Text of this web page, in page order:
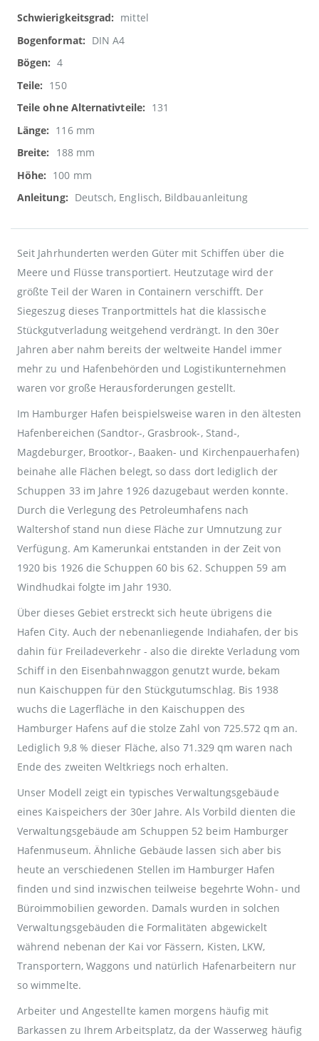
mittel
DIN A4
4
150
131
116 mm
188 mm
100 mm
Deutsch, Englisch, Bildbauanleitung
Seit Jahrhunderten werden Güter mit Schiffen über die
Meere und Flüsse transportiert. Heutzutage wird der
größte Teil der Waren in Containern verschifft. Der
Siegeszug dieses Tranportmittels hat die klassische
Stückgutverladung weitgehend verdrängt. In den 30er
Jahren aber nahm bereits der weltweite Handel immer
mehr zu und Hafenbehörden und Logistikunternehmen
waren vor große Herausforderungen gestellt.
Im Hamburger Hafen beispielsweise waren in den ältesten
Hafenbereichen (Sandtor-, Grasbrook-, Stand-,
Magdeburger, Brootkor-, Baaken- und Kirchenpauerhafen)
beinahe alle Flächen belegt, so dass dort lediglich der
Schuppen 33 im Jahre 1926 dazugebaut werden konnte.
Durch die Verlegung des Petroleumhafens nach
Waltershof stand nun diese Fläche zur Umnutzung zur
Verfügung. Am Kamerunkai entstanden in der Zeit von
1920 bis 1926 die Schuppen 60 bis 62. Schuppen 59 am
Windhudkai folgte im Jahr 1930.
Über dieses Gebiet erstreckt sich heute übrigens die
Hafen City. Auch der nebenanliegende Indiahafen, der bis
dahin für Freiladeverkehr - also die direkte Verladung vom
Schiff in den Eisenbahnwaggon genutzt wurde, bekam
nun Kaischuppen für den Stückgutumschlag. Bis 1938
wuchs die Lagerfläche in den Kaischuppen des
Hamburger Hafens auf die stolze Zahl von 725.572 qm an.
Lediglich 9,8 % dieser Fläche, also 71.329 qm waren nach
Ende des zweiten Weltkriegs noch erhalten.
Unser Modell zeigt ein typisches Verwaltungsgebäude
eines Kaispeichers der 30er Jahre. Als Vorbild dienten die
Verwaltungsgebäude am Schuppen 52 beim Hamburger
Hafenmuseum. Ähnliche Gebäude lassen sich aber bis
heute an verschiedenen Stellen im Hamburger Hafen
finden und sind inzwischen teilweise begehrte Wohn- und
Büroimmobilien geworden. Damals wurden in solchen
Verwaltungsgebäuden die Formalitäten abgewickelt
während nebenan der Kai vor Fässern, Kisten, LKW,
Transportern, Waggons und natürlich Hafenarbeitern nur
so wimmelte.
Arbeiter und Angestellte kamen morgens häufig mit
Barkassen zu Ihrem Arbeitsplatz, da der Wasserweg häufig